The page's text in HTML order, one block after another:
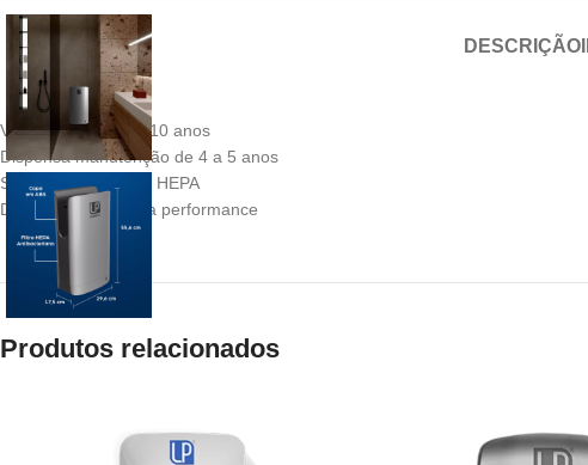
DESCRIÇÃO
Vida útil mínima de 10 anos
Dispensa manutenção de 4 a 5 anos
Sistema de fitragem HEPA
Design slim com alta performance
Produtos relacionados